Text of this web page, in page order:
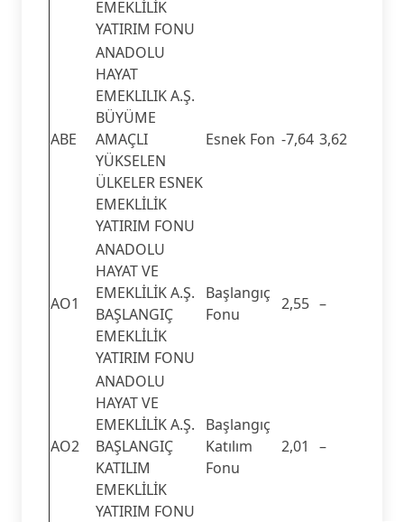
EMEKLİLİK
YATIRIM FONU
ABE
ANADOLU
HAYAT
EMEKLILIK A.Ş.
BÜYÜME
AMAÇLI
YÜKSELEN
ÜLKELER ESNEK
EMEKLİLİK
YATIRIM FONU
Esnek Fon -7,64 3,62
AO1
ANADOLU
HAYAT VE
EMEKLİLİK A.Ş.
BAŞLANGIÇ
EMEKLİLİK
YATIRIM FONU
Başlangıç
Fonu
2,55 –
AO2
ANADOLU
HAYAT VE
EMEKLİLİK A.Ş.
BAŞLANGIÇ
KATILIM
EMEKLİLİK
YATIRIM FONU
Başlangıç
Katılım
Fonu
2,01 –